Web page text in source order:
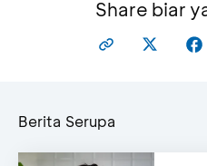
Share biar
Berita Serupa